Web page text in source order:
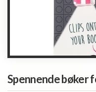
Spennende bøker